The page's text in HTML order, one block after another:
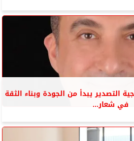
التصدير يبدأ من الجودة وبناء الثقة
في شعار...